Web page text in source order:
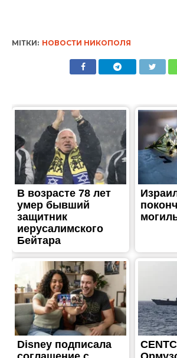
МІТКИ: НОВОСТИ НИКОПОЛЯ